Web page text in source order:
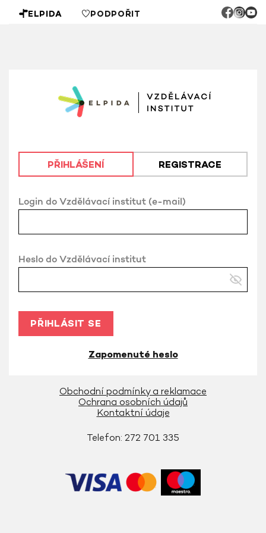
ELPIDA PODPOŘIT
PŘIHLÁŠENÍ REGISTRACE
Login do Vzdělávací institut (e-mail)
Heslo do Vzdělávací institut
PŘIHLÁSIT SE
Zapomenuté heslo
Obchodní podmínky a reklamace
Ochrana osobních údajů
Kontaktní údaje
Telefon: 272 701 335